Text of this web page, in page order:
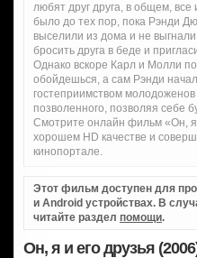
любят друг друга, в общем, все
было до тех пор, пока Рэнди
выселили из дома и не
бросить друга в беде и
Однако вскоре Карл и Молли
обойдешься, а сам Рэнди
гостеприимством
позволенного, позволяя себе
Смотрите онлайн фильм «Он, я
хорошем HD качестве и
кинопортале.
Этот фильм доступен для
и Android устройствах. В
читайте раздел помощи.
Он, я и его друзья